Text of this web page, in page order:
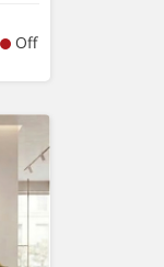
Off